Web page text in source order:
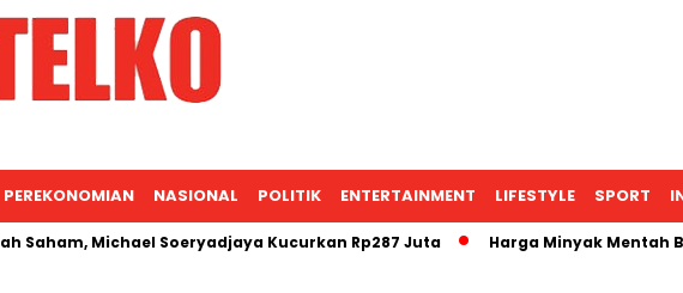
PEREKONOMIAN NASIONAL POLITIK ENTERTAINMENT LIFESTYLE SPORT
Michael Soeryadjaya Kucurkan Rp287 Juta Harga Minyak Mentah